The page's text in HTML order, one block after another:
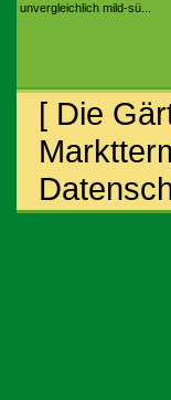
unvergleichlich mild-sü...
[ Die